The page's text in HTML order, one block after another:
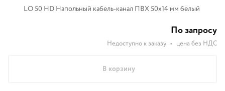
LO 50 HD Напольный кабель-канал ПВХ 50х14 мм белый
По запросу
Недоступно к заказу • цена без НДС
В корзину